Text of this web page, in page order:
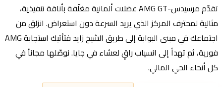
تقدّم مرسيدس-AMG GT عضلات ألمانية مغلّفة بأناقة تنفيذية،
مثالية لمحترف المركز الذي يريد السرعة دون استعراض. انزلق من
اجتماعك في مبنى البوابة إلى طريق الشيخ زايد فتأتيك استجابة AMG
فورية، ثم تهدأ إلى انسياب راقٍ لعشاء في جايا. نوصّلها مجاناً في
كل أنحاء الحي المالي.